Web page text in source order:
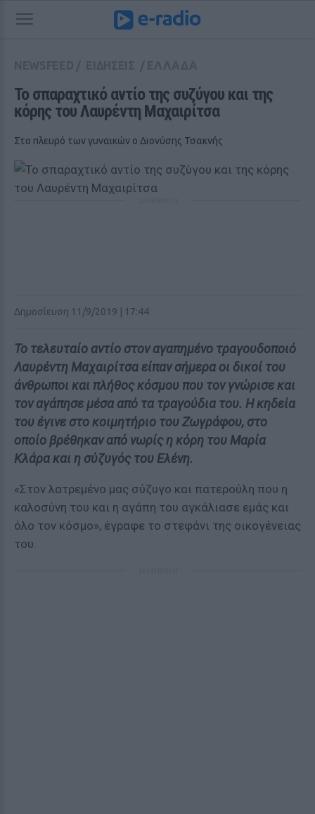
Το σπαραχτικό αντίο της συζύγου και της
κόρης του Λαυρέντη Μαχαιρίτσα
Στο πλευρό των γυναικών ο Διονύσης Τσακνής
Δημοσίευση 11/9/2019 | 17:44
Το τελευταίο αντίο στον αγαπημένο τραγουδοποιό
Λαυρέντη Μαχαιρίτσα είπαν σήμερα οι δικοί του
άνθρωποι και πλήθος κόσμου που τον γνώρισε και
τον αγάπησε μέσα από τα τραγούδια του. Η κηδεία
του έγινε στο κοιμητήριο του Ζωγράφου, στο
οποίο βρέθηκαν από νωρίς η κόρη του Μαρία
Κλάρα και η σύζυγός του Ελένη.
«Στον λατρεμένο μας σύζυγο και πατερούλη που η
καλοσύνη του και η αγάπη του αγκάλιασε εμάς και
όλο τον κόσμο», έγραφε το στεφάνι της οικογένειας
του.